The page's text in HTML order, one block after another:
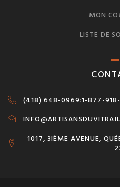
MON
LISTE DE
(418) 648-0969:1-877-
1017, 3IÈME AVENUE,